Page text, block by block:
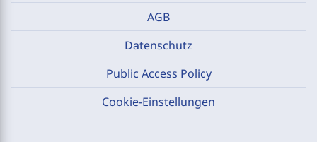
AGB
Datenschutz
Public Access Policy
Cookie-Einstellungen